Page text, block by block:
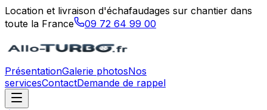
Location et livraison d'échafaudages sur chantier dans
toute la France
09 72 64 99 00
PrésentationGalerie photosNos
servicesContactDemande de rappel